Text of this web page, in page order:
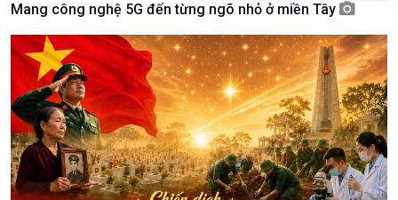
Xã hội
Tin Đời sống & Xã hội
360 độ Sức khỏe
Chuyển đổi Xanh
Tài nguyên và Môi trường
Chuyên gia của bạn
Xã hội chuyển động
Bước chân đến trường
Khoa học & Công nghệ
Tin Khoa học & Công nghệ
Kết nối công nghệ
Sống chung với biến đổi
khí hậu
Mang công nghệ 5G đến từng ngõ nhỏ ở miền Tây